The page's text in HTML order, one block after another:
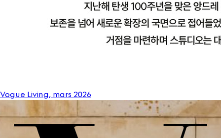
Vogue Living, mars 2026